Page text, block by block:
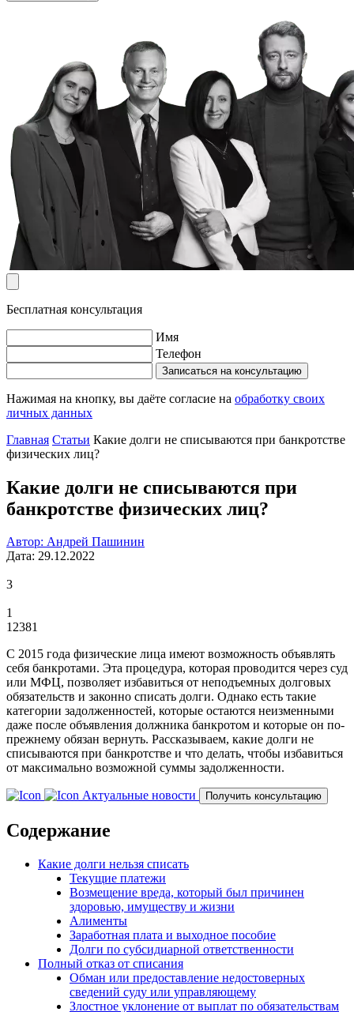
Бесплатная консультация
Имя
Телефон
Записаться на консультацию
Нажимая на кнопку, вы даёте согласие на обработку своих
личных данных
Главная Статьи Какие долги не списываются при банкротстве
физических лиц?
Какие долги не списываются при
банкротстве физических лиц?
Автор: Андрей Пашинин
Дата: 29.12.2022
3
1
12381
С 2015 года физические лица имеют возможность объявлять
себя банкротами. Эта процедура, которая проводится через суд
или МФЦ, позволяет избавиться от неподъемных долговых
обязательств и законно списать долги. Однако есть такие
категории задолженностей, которые остаются неизменными
даже после объявления должника банкротом и которые он по-
прежнему обязан вернуть. Рассказываем, какие долги не
списываются при банкротстве и что делать, чтобы избавиться
от максимально возможной суммы задолженности.
Актуальные новости Получить консультацию
Содержание
Какие долги нельзя списать
Текущие платежи
Возмещение вреда, который был причинен
здоровью, имуществу и жизни
Алименты
Заработная плата и выходное пособие
Долги по субсидиарной ответственности
Полный отказ от списания
Обман или предоставление недостоверных
сведений суду или управляющему
Злостное уклонение от выплат по обязательствам